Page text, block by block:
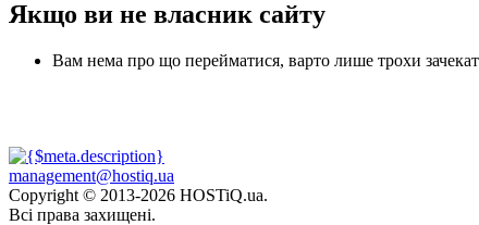
Якщо ви не власник сайту
Вам нема про що перейматися, варто лише трохи
management@hostiq.ua
Copyright © 2013-2026 HOSTiQ.ua.
Всі права захищені.